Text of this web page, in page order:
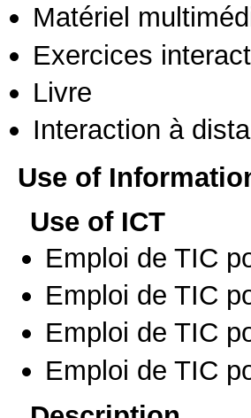
Matériel
Exercices
Livre
Interaction à
Use of
Use of ICT
Emploi de TIC
Emploi de TIC
Emploi de TIC
Emploi de TIC